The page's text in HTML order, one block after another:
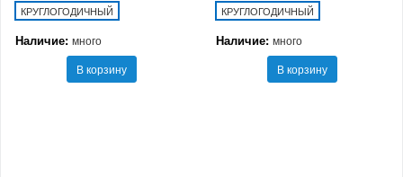
КРУГЛОГОДИЧНЫЙ
Наличие: много
В корзину
КРУГЛОГОДИЧНЫЙ
Наличие: много
В корзину